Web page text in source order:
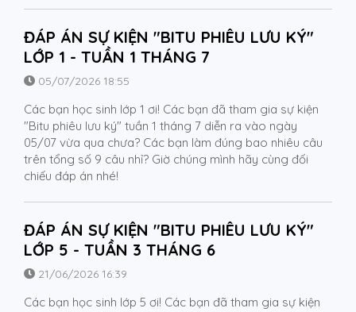
ĐÁP ÁN SỰ KIỆN "BITU PHIÊU LƯU KÝ"
LỚP 1 - TUẦN 1 THÁNG 7
05/07/2026 18:55
Các bạn học sinh lớp 1 ơi! Các bạn đã tham gia sự kiện
"Bitu phiêu lưu ký" tuần 1 tháng 7 diễn ra vào ngày
05/07 vừa qua chưa? Các bạn làm đúng bao nhiêu câu
trên tổng số 9 câu nhỉ? Giờ chúng mình hãy cùng đối
chiếu đáp án nhé!
ĐÁP ÁN SỰ KIỆN "BITU PHIÊU LƯU KÝ"
LỚP 5 - TUẦN 3 THÁNG 6
21/06/2026 16:39
Các bạn học sinh lớp 5 ơi! Các bạn đã tham gia sự kiện